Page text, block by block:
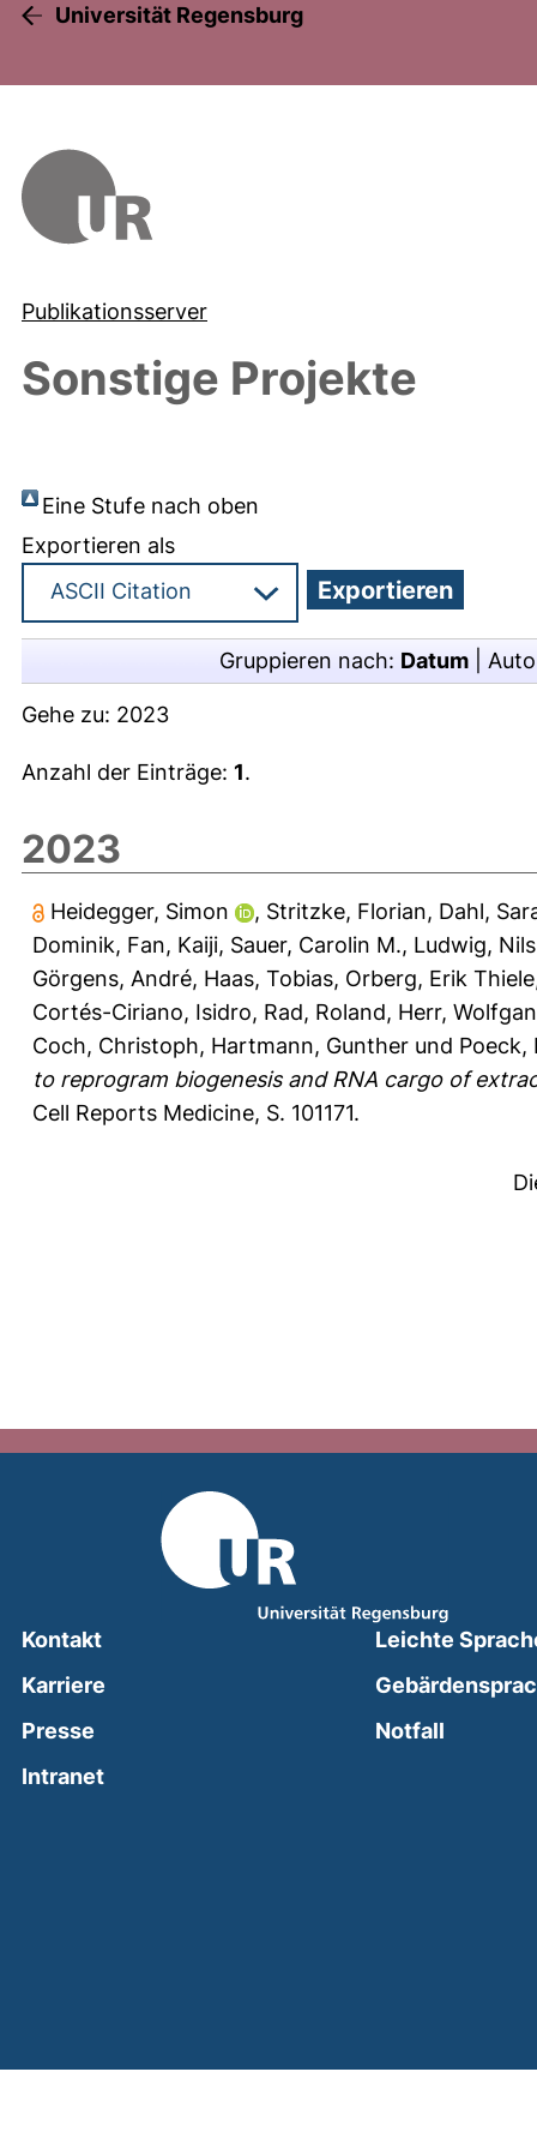
Universität Regensburg
Publikationsserver
Sonstige Projekte
Eine Stufe nach oben
Exportieren als
Gruppieren nach: Datum
Gehe zu: 2023
Anzahl der Einträge: 1.
2023
Heidegger, Simon , Stritzke, Florian, Dahl,
Dominik, Fan, Kaiji, Sauer, Carolin M., Ludwig, Nils
Görgens, André, Haas, Tobias, Orberg, Erik Thiele
Cortés-Ciriano, Isidro, Rad, Roland, Herr,
Coch, Christoph, Hartmann, Gunther und Poeck,
to reprogram biogenesis and RNA cargo of
Cell Reports Medicine, S. 101171.
Kontakt
Karriere
Presse
Intranet(external link, opens in a new window)
Leichte
Notfall